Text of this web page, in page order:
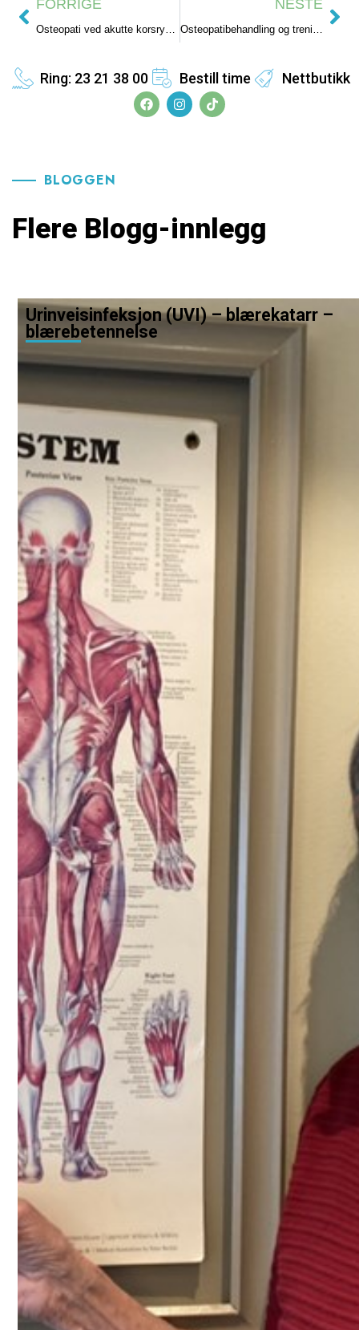
FORRIGE
Osteopati ved akutte korsryggsmerter – lumbago
NESTE
Osteopatibehandling og trening ved kneartrose – slitasjegikt
Ring: 23 21 38 00 Bestill time Nettbutikk
BLOGGEN
Flere Blogg-innlegg
Urinveisinfeksjon (UVI) – blærekatarr –
blærebetennelse